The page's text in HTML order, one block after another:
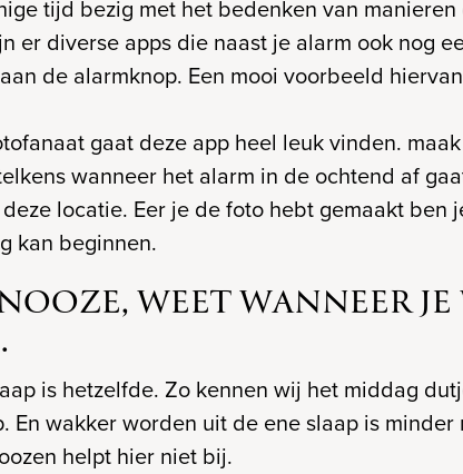
tijd bezig met het bedenken van
er diverse apps die naast je alarm ook nog
de alarmknop. Een mooi voorbeeld
gaat deze app heel leuk vinden.
wanneer het alarm in de ochtend af
locatie. Eer je de foto hebt gemaakt ben
kan beginnen.
WEET WANNEER
is hetzelfde. Zo kennen wij het middag
En wakker worden uit de ene slaap is
helpt hier niet bij.